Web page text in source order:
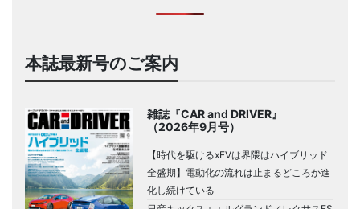
本誌最新号のご案内
雑誌『CAR and DRIVER』
（2026年9月号）
【時代を駆けるxEVは界隈はハイブリッド
全盛期】電動化の流れは止まるどころか進
化し続けている